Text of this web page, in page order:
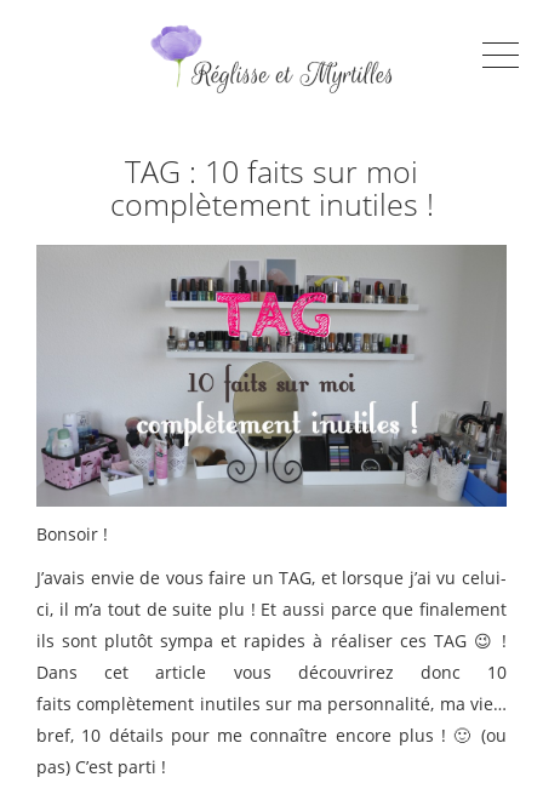
TAG : 10 faits sur moi
complètement inutiles !
Bonsoir !
J’avais envie de vous faire un TAG, et lorsque j’ai vu celui-
ci, il m’a tout de suite plu ! Et aussi parce que finalement
ils sont plutôt sympa et rapides à réaliser ces TAG 😉 !
Dans cet article vous découvrirez donc 10
faits complètement inutiles sur ma personnalité, ma vie…
bref, 10 détails pour me connaître encore plus ! 🙂 (ou
pas) C’est parti !